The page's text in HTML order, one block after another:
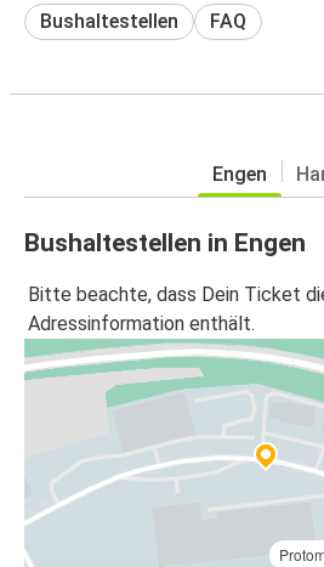
Bushaltestellen FAQ
Engen
Bushaltestellen in Engen
Bitte beachte, dass Dein Ticket
Adressinformation enthält.